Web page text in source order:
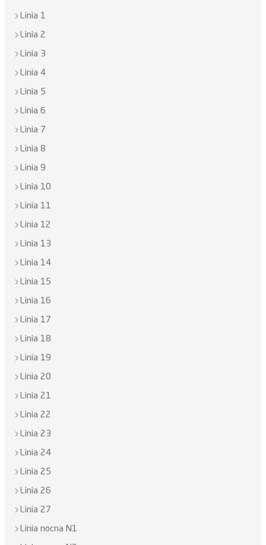
Linia 1
Linia 2
Linia 3
Linia 4
Linia 5
Linia 6
Linia 7
Linia 8
Linia 9
Linia 10
Linia 11
Linia 12
Linia 13
Linia 14
Linia 15
Linia 16
Linia 17
Linia 18
Linia 19
Linia 20
Linia 21
Linia 22
Linia 23
Linia 24
Linia 25
Linia 26
Linia 27
Linia nocna N1